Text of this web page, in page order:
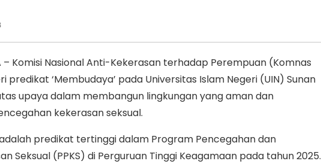
– Komisi Nasional Anti-Kekerasan terhadap Perempuan (Komnas
‘Membudaya’ pada Universitas Islam Negeri (UIN) Sunan
upaya dalam membangun lingkungan yang aman dan
kekerasan seksual.
adalah predikat tertinggi dalam Program Pencegahan dan
Seksual (PPKS) di Perguruan Tinggi Keagamaan pada tahun 2025.